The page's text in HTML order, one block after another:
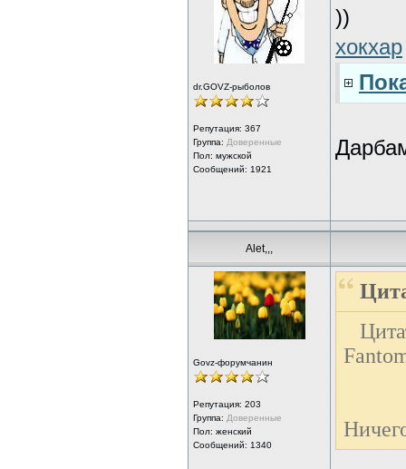
dr.GOVZ-рыболов
Репутация: 367
Группа: Доверенные
Пол: мужской
Сообщений: 1921
))
хокхар
Alet,,,
Govz-форумчанин
Репутация: 203
Группа: Доверенные
Пол: женский
Сообщений: 1340